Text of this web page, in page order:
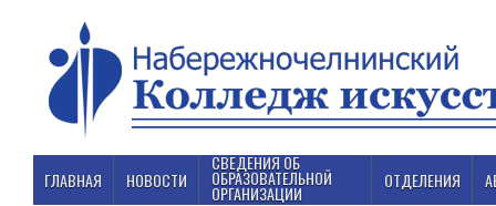
ГЛАВНАЯ НОВОСТИ
СВЕДЕНИЯ ОБ
ОБРАЗОВАТЕЛЬНОЙ
ОРГАНИЗАЦИИ
ОТДЕЛЕНИЯ